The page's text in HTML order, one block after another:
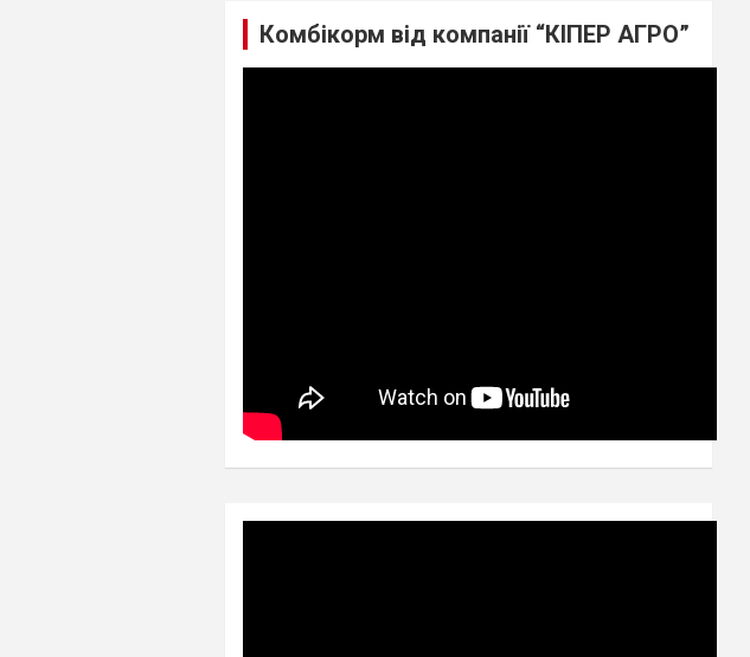
Комбікорм від компанії “КІПЕР АГРО”